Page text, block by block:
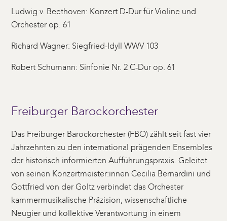
Ludwig v. Beethoven: Konzert D-Dur für Violine und
Orchester op. 61
Richard Wagner: Siegfried-Idyll WWV 103
Robert Schumann: Sinfonie Nr. 2 C-Dur op. 61
Freiburger Barockorchester
Das Freiburger Barockorchester (FBO) zählt seit fast vier
Jahrzehnten zu den international prägenden Ensembles
der historisch informierten Aufführungspraxis. Geleitet
von seinen Konzertmeister:innen Cecilia Bernardini und
Gottfried von der Goltz verbindet das Orchester
kammermusikalische Präzision, wissenschaftliche
Neugier und kollektive Verantwortung in einem